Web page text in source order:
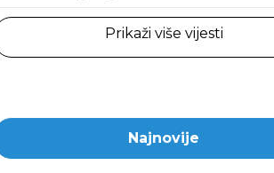
Prikaži više vijesti
Najnovije